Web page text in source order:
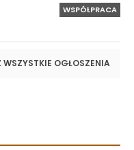
WSPÓŁPRACA
WSZYSTKIE OGŁOSZENIA